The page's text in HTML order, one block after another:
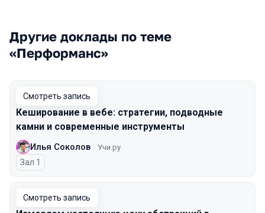
Другие доклады по теме
«Перформанс»
Смотреть запись
Кеширование в вебе: стратегии, подводные
камни и современные инструменты
Илья Соколов Учи.ру
Зал 1
Смотреть запись